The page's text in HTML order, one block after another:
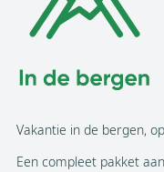
Vakantie in de bergen, op
Een compleet pakket